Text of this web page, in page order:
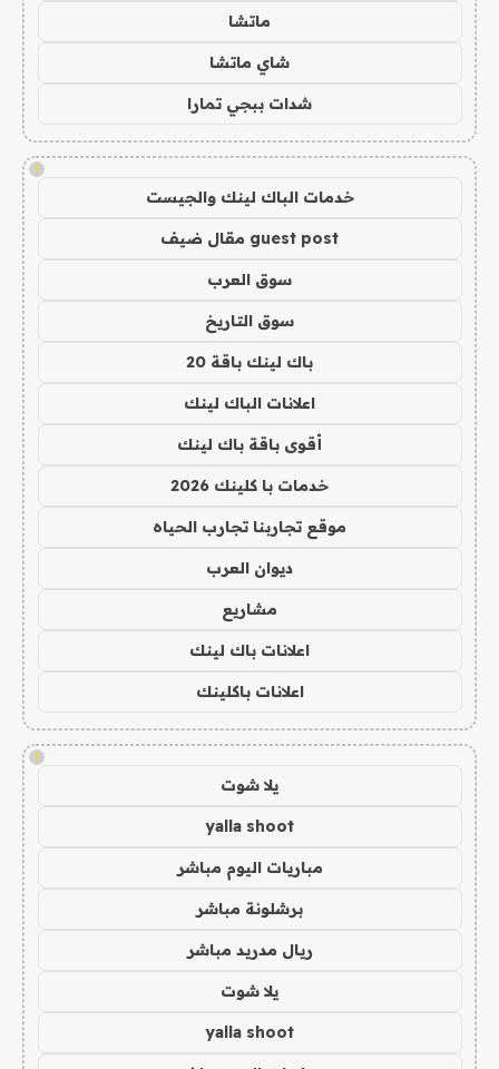
ماتشا
شاي ماتشا
شدات ببجي تمارا
!
خدمات الباك لينك والجيست
guest post مقال ضيف
سوق العرب
سوق التاريخ
باك لينك باقة 20
اعلانات الباك لينك
أقوى باقة باك لينك
خدمات با كلينك 2026
موقع تجاربنا تجارب الحياه
ديوان العرب
مشاريع
اعلانات باك لينك
اعلانات باكلينك
!
يلا شوت
yalla shoot
مباريات اليوم مباشر
برشلونة مباشر
ريال مدريد مباشر
يلا شوت
yalla shoot